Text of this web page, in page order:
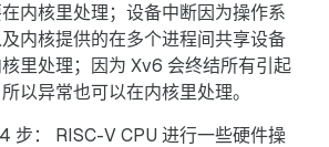
内核里处理；设备中断因为操作系
内核提供的在多个进程间共享设备
里处理；因为 Xv6 会终结所有引起
以异常也可以在内核里处理。
步： RISC-V CPU 进行一些硬件操